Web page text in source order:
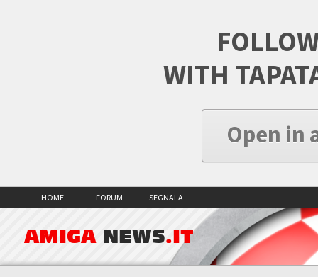
WITH
Open in
HOME FORUM SEGNALA
AMIGA NEWS.IT